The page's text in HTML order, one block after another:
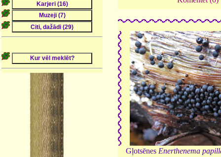
Gļotsēnes Enerthenema